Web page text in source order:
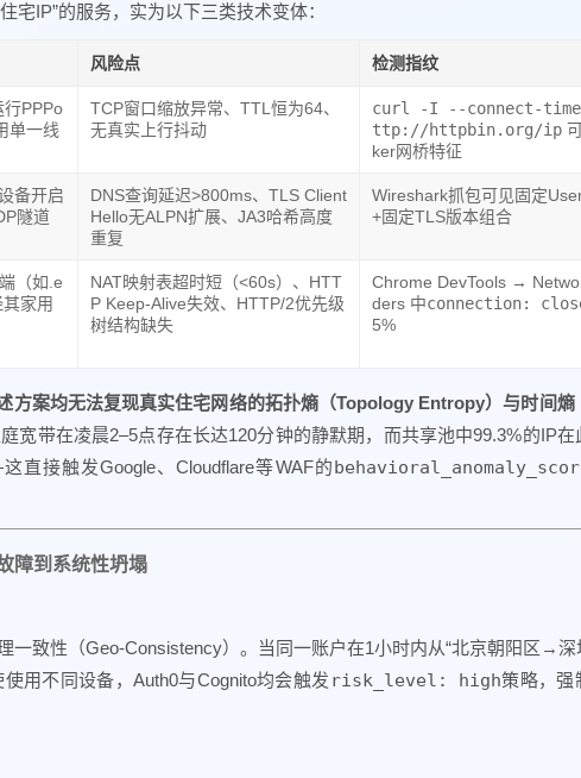
宅IP”的服务，实为以下三类技术变体：
风险点 检测指纹
行PPPo
单一线
TCP窗口缩放异常、TTL恒为64、
无真实上行抖动
curl -I --connect-
ttp://httpbin.org/ip
ker网桥特征
备开启
隧道
DNS查询延迟>800ms、TLS Client
Hello无ALPN扩展、JA3哈希高度
重复
Wireshark抓包可见固定
+固定TLS版本组合
（如.e
家用
NAT映射表超时短（<60s）、HTT
P Keep-Alive失效、HTTP/2优先级
树结构缺失
Chrome DevTools →
ders 中connection:
5%
方案均无法复现真实住宅网络的拓扑熵（Topology Entropy）与时间熵
宽带在凌晨2–5点存在长达120分钟的静默期，而共享池中99.3%的IP在
直接触发Google、Cloudflare等WAF的
障到系统性坍塌
一致性（Geo-Consistency）。当同一账户在1小时内从“北京朝阳区→
用不同设备，Auth0与Cognito均会触发 risk_level: high策略，强